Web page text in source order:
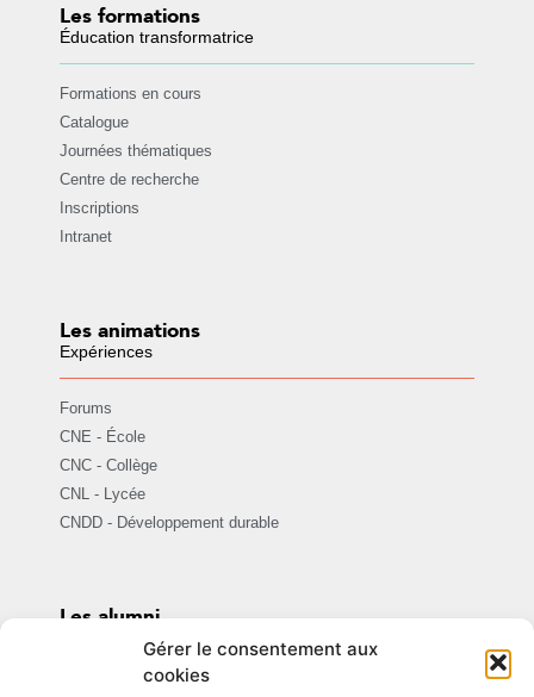
Gérer le consentement aux
cookies
Les formations
Éducation transformatrice
Formations en cours
Catalogue
Journées thématiques
Centre de recherche
Inscriptions
Intranet
Les animations
Expériences
Forums
CNE - École
CNC - Collège
CNL - Lycée
CNDD - Développement durable
Les alumni
Assomption ensemble